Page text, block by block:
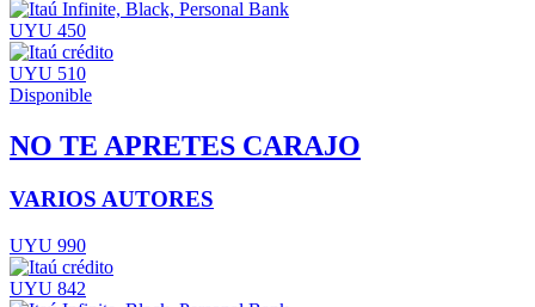
UYU 450
UYU 510
Disponible
NO TE APRETES CARAJO
VARIOS AUTORES
UYU 990
UYU 842